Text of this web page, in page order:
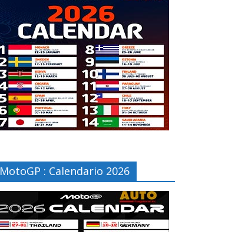
MotoGP : Calendario 2026